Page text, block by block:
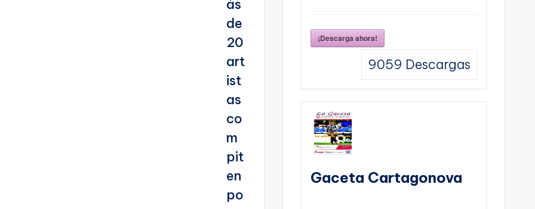
¡Descarga ahora!
9059 Descargas
Gaceta Cartagonova